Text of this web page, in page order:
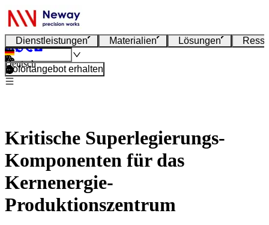
Dienstleistungen Materialien Lösungen
Deutsch
Sofortangebot erhalten
Kritische Superlegierungs-
Komponenten für das
Kernenergie-
Produktionszentrum